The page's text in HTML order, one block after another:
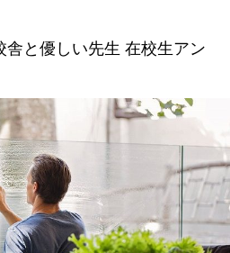
舎と優しい先生 在校生アン